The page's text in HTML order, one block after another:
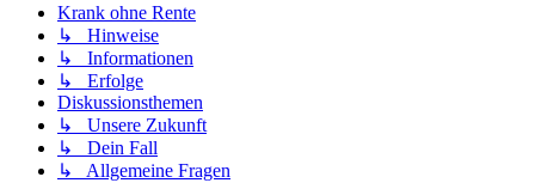
Krank ohne Rente
↳ Hinweise
↳ Informationen
↳ Erfolge
Diskussionsthemen
↳ Unsere Zukunft
↳ Dein Fall
↳ Allgemeine Fragen